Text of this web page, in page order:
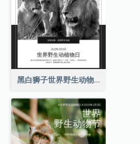
黑白狮子世界野生动物日Instagram帖子